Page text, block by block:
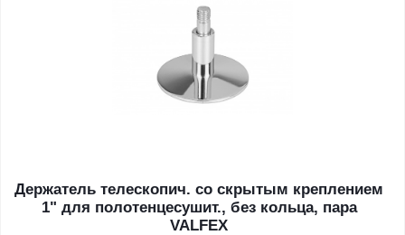
Держатель телескопич. со скрытым креплением
1" для полотенцесушит., без кольца, пара
VALFEX